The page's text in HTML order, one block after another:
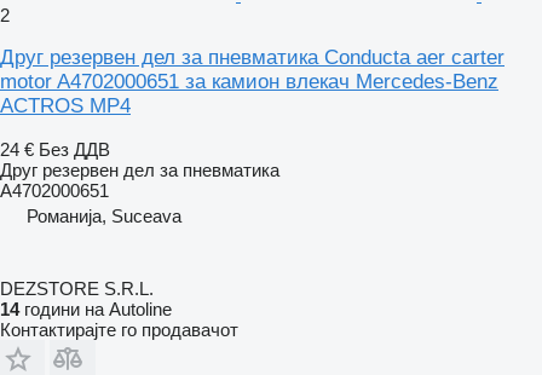
2
Друг резервен дел за пневматика Conducta aer carter
motor A4702000651 за камион влекач Mercedes-Benz
ACTROS MP4
24 € Без ДДВ
Друг резервен дел за пневматика
A4702000651
Романија, Suceava
DEZSTORE S.R.L.
14години на Autoline
Контактирајте го продавачот